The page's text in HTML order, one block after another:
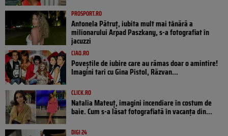
PROSPORT.RO
Antonela Pătruț, iubita mult mai tânără a
milionarului Arpad Paszkany, s-a fotografiat în
jacuzzi
CIAO.RO
Poveştile de iubire care au rămas doar o amintire!
Imagini tari cu Gina Pistol, Răzvan...
CLICK.RO
Natalia Mateuț, imagini incendiare în costum de
baie. Cum s-a lăsat fotografiată în vacanța din...
DIGI 24